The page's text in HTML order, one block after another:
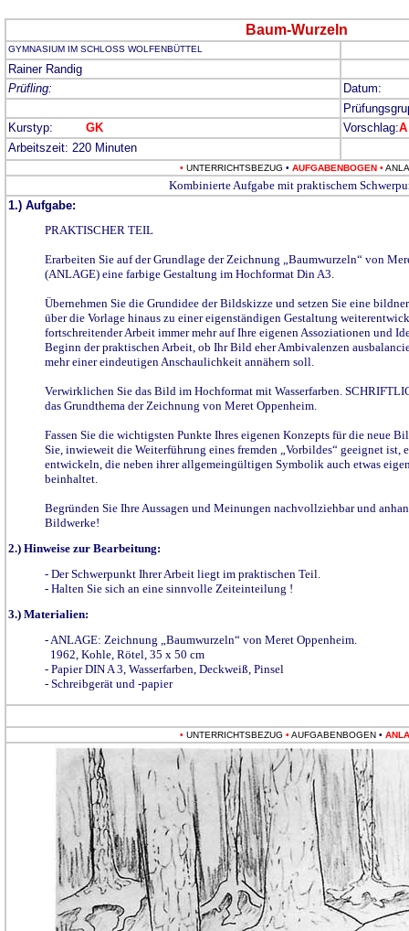
Baum-Wurzeln
GYMNASIUM IM SCHLOSS WOLFENBÜTTEL
Rainer Randig
Prüfling:
Datum:
Kurstyp:
GK Vorschlag:A
Arbeitszeit: 220 Minuten
• UNTERRICHTSBEZUG • AUFGABENBOGEN •
Kombinierte Aufgabe mit praktischem
1.) Aufgabe:
PRAKTISCHER TEIL
Erarbeiten Sie auf der Grundlage der Zeichnung „Baumwurzeln“ von
(ANLAGE) eine farbige Gestaltung im Hochformat Din A3.
Übernehmen Sie die Grundidee der Bildskizze und setzen Sie eine
über die Vorlage hinaus zu einer eigenständigen Gestaltung
fortschreitender Arbeit immer mehr auf Ihre eigenen Assoziationen und
Beginn der praktischen Arbeit, ob Ihr Bild eher Ambivalenzen
mehr einer eindeutigen Anschaulichkeit annähern soll.
Verwirklichen Sie das Bild im Hochformat mit Wasserfarben.
das Grundthema der Zeichnung von Meret Oppenheim.
Fassen Sie die wichtigsten Punkte Ihres eigenen Konzepts für die neue
Sie, inwieweit die Weiterführung eines fremden „Vorbildes“ geeignet ist,
entwickeln, die neben ihrer allgemeingültigen Symbolik auch etwas
beinhaltet.
Begründen Sie Ihre Aussagen und Meinungen nachvollziehbar und
Bildwerke!
2.) Hinweise zur Bearbeitung:
- Der Schwerpunkt Ihrer Arbeit liegt im praktischen Teil.
- Halten Sie sich an eine sinnvolle Zeiteinteilung !
3.) Materialien:
- ANLAGE: Zeichnung „Baumwurzeln“ von Meret Oppenheim.
1962, Kohle, Rötel, 35 x 50 cm
- Papier DIN A 3, Wasserfarben, Deckweiß, Pinsel
- Schreibgerät und -papier
• UNTERRICHTSBEZUG • AUFGABENBOGEN •